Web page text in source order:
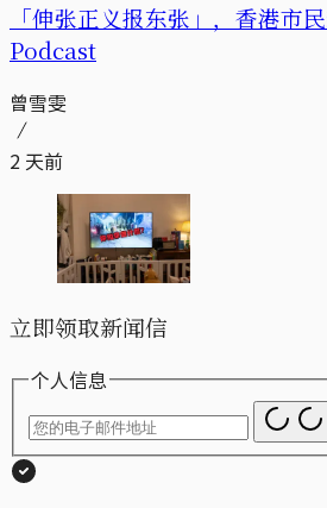
「伸张正义报东张」，香港市
Podcast
曾雪雯
2 天前
立即领取新闻信
个人信息